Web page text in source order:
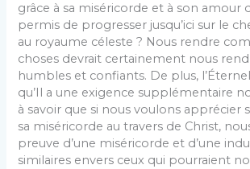
grâce à sa miséricorde et à son amour
permis de progresser jusqu’ici sur le
au royaume céleste ? Nous rendre
choses devrait certainement nous
humbles et confiants. De plus,
qu’Il a une exigence supplémentaire
à savoir que si nous voulons apprécier
sa miséricorde au travers de Christ,
preuve d’une miséricorde et d’une
similaires envers ceux qui pourraient